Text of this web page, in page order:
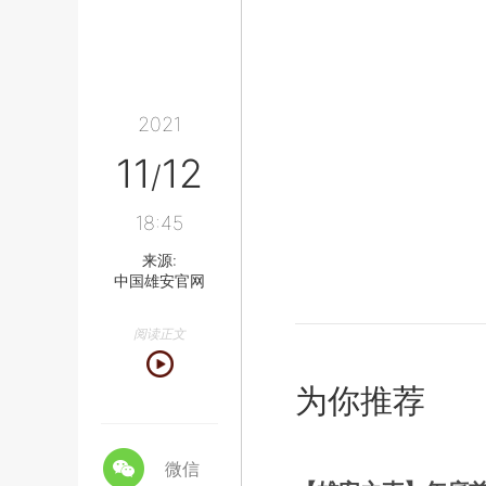
2021
11/12
18:45
来源:
中国雄安官网
阅读正文
微信
为你推荐